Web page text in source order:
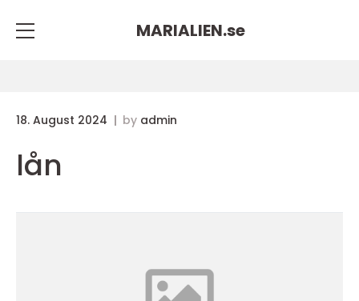
MARIALIEN.se
18. August 2024 by admin
lån